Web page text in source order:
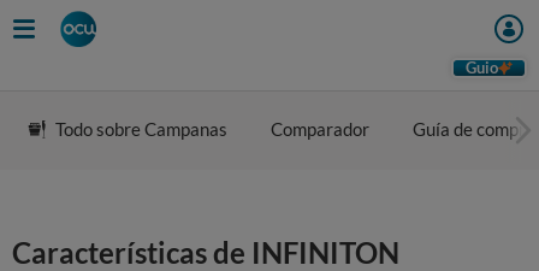
Guio
Todo sobre Campanas Comparador Guía de compra
Características de INFINITON